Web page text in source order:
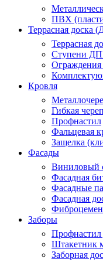
ПВХ
Террасная доска
Террасная
Ступени
Кровля
Гибкая
Профнастил
Фальцевая
Защелка
Фасады
Виниловый
Фасадная
Фасадные
Фасадная
Заборы
Профнастил
Штакетник
Заборная